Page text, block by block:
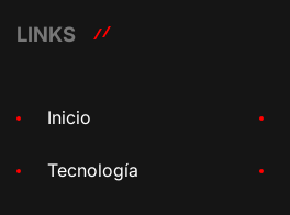
LINKS
Inicio
Tecnología